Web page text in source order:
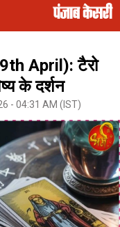
April): टैरो
के दर्शन
- 04:31 AM (IST)